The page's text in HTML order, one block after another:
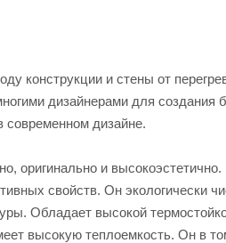
конструкции и стены от
дизайнерами для создания
современном дизайне.
оригинально и высокоэстетично.
свойств. Он экологически
Обладает высокой
высокую теплоемкость. Он в